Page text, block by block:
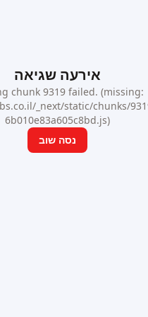
אירעה שגיאה
Loading chunk 9319 failed.
https://hbs.co.il/_next/static/
6b010e83a605c8bd.js)